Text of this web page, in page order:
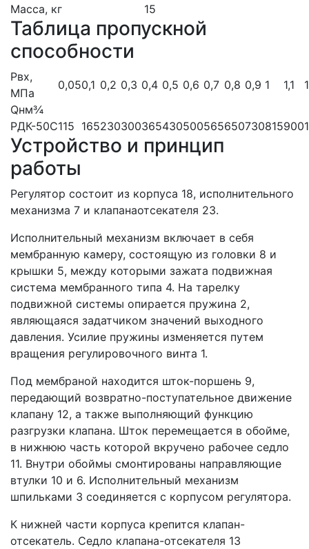
Масса, кг 15
Таблица пропускной
способности
Pвх,
МПа
0,050,1 0,2 0,3 0,4 0,5 0,6 0,7 0,8 0,9 1 1,1
Qнм¾
РДК-50С115 165230300365430500565650730815900
Устройство и принцип
работы
Регулятор состоит из корпуса 18, исполнительного
механизма 7 и клапанаотсекателя 23.
Исполнительный механизм включает в себя
мембранную камеру, состоящую из головки 8 и
крышки 5, между которыми зажата подвижная
система мембранного типа 4. На тарелку
подвижной системы опирается пружина 2,
являющаяся задатчиком значений выходного
давления. Усилие пружины изменяется путем
вращения регулировочного винта 1.
Под мембраной находится шток-поршень 9,
передающий возвратно-поступательное движение
клапану 12, а также выполняющий функцию
разгрузки клапана. Шток перемещается в обойме,
в нижнюю часть которой вкручено рабочее седло
11. Внутри обоймы смонтированы направляющие
втулки 10 и 6. Исполнительный механизм
шпильками 3 соединяется с корпусом регулятора.
К нижней части корпуса крепится клапан-
отсекатель. Седло клапана-отсекателя 13